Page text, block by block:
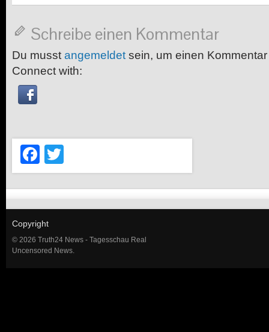
Schreibe einen Kommentar
Du musst angemeldet sein, um einen
Connect with:
Facebook
Copyright
© 2026 Truth24 News - Tagesschau Real
Uncensored News.